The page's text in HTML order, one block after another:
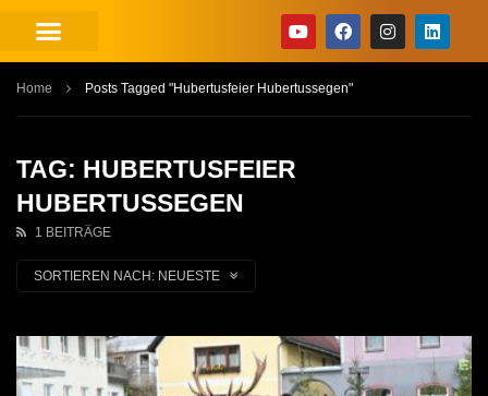
Home Posts Tagged "Hubertusfeier Hubertussegen"
TAG: HUBERTUSFEIER
HUBERTUSSEGEN
1 BEITRÄGE
SORTIEREN NACH: NEUESTE